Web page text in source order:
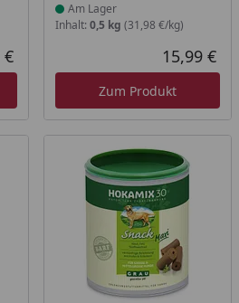
Aktueller Preis
€
Am Lager
Inhalt: 0,5 kg (31,98 €/kg)
15,99 €
Zum Produkt